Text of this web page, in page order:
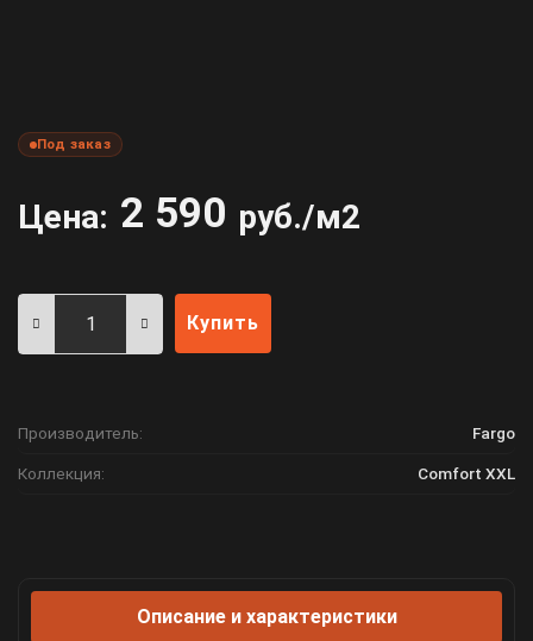
Под заказ
Цена: 2 590 руб./м2
Купить
Производитель: Fargo
Коллекция: Comfort XXL
Описание и характеристики